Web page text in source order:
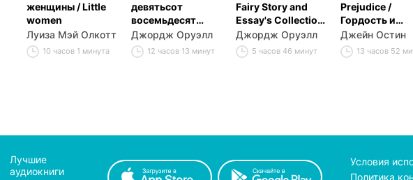
женщины / Little
women
Луиза Мэй Олкотт
10 часов 1 минута
девятьсот
восемьдесят
четвертый /
Nineteen Eighty-
Four
Джордж Оруэлл
12 часов 13 минут
Fairy Story and
Essay's Collection
/ Скотный двор и
сборник эссе
Джордж Оруэлл
5 часов 46 минут
Prejudice /
Гордость и
предубеждение
Джейн Остин
13 часов 52
Лучшие
аудиокниги
Условия
Политика